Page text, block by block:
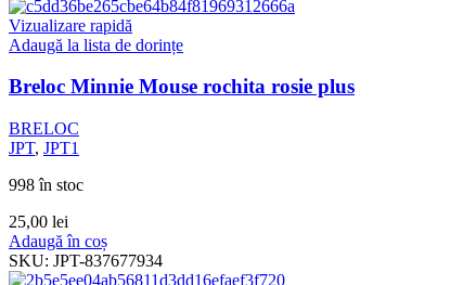
Vizualizare rapidă
Adaugă la lista de dorințe
Breloc Minnie Mouse rochita rosie plus
BRELOC
JPT, JPT1
998 în stoc
25,00 lei
Adaugă în coș
SKU: JPT-837677934